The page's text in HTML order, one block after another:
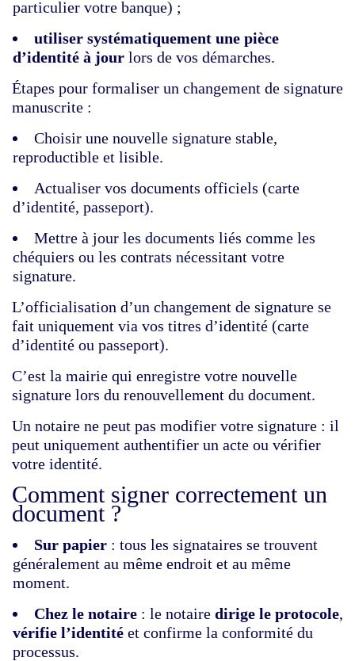
particulier votre banque) ;
utiliser systématiquement une pièce
d’identité à jour lors de vos démarches.
Étapes pour formaliser un changement de signature
manuscrite :
Choisir une nouvelle signature stable,
reproductible et lisible.
Actualiser vos documents officiels (carte
d’identité, passeport).
Mettre à jour les documents liés comme les
chéquiers ou les contrats nécessitant votre
signature.
L’officialisation d’un changement de signature se
fait uniquement via vos titres d’identité (carte
d’identité ou passeport).
C’est la mairie qui enregistre votre nouvelle
signature lors du renouvellement du document.
Un notaire ne peut pas modifier votre signature : il
peut uniquement authentifier un acte ou vérifier
votre identité.
Comment signer correctement un
document ?
Sur papier : tous les signataires se trouvent
généralement au même endroit et au même
moment.
Chez le notaire : le notaire dirige le protocole,
vérifie l’identité et confirme la conformité du
processus.